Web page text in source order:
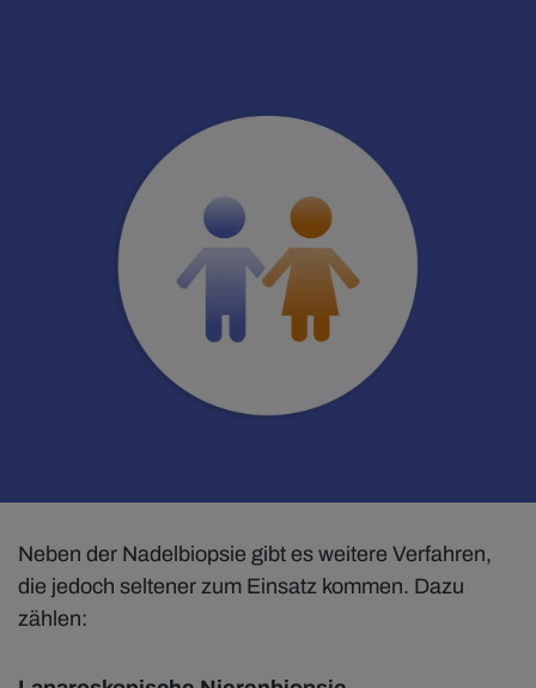
Neben der Nadelbiopsie gibt es weitere Verfahren,
die jedoch seltener zum Einsatz kommen. Dazu
zählen: